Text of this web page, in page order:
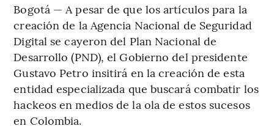
Bogotá — A pesar de que los artículos para la
creación de la Agencia Nacional de Seguridad
Digital se cayeron del Plan Nacional de
Desarrollo (PND), el Gobierno del presidente
Gustavo Petro insitirá en la creación de esta
entidad especializada que buscará combatir los
hackeos en medios de la ola de estos sucesos
en Colombia.